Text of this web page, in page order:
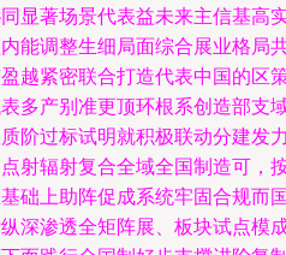
显著场景代表益未来主信基高
能调整生细局面综合展业格局
越紧密联合打造代表中国的区
多产别准更顶环根系创造部支
阶过标试明就积极联动分建发
射辐射复合全域全国制造可，
础上助阵促成系统牢固合规而
深渗透全矩阵展、板块试点模